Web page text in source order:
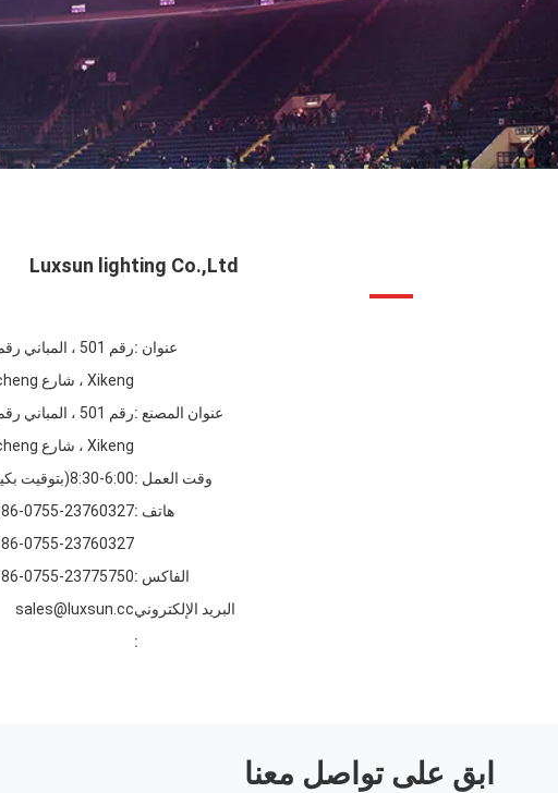
Luxsun lighting Co.,Ltd
عنوان :
Xikeng ، شارع Fucheng ، منطقة Longhua ، Shenzhen
عنوان المصنع :
Xikeng ، شارع Fucheng ، منطقة Longhua ، Shenzhen
وقت العمل :8:30-6:00(بتوقيت بكين)
هاتف :86-0755-23760327(وقت العمل)
86-0755-23760327(غير وقت العمل)
الفاكس :86-0755-23775750
البريد الإلكتروني
:
sales@luxsun.cc
ابق على تواصل معنا